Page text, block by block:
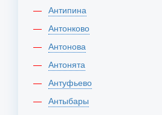
Антипина
Антонково
Антонова
Антонята
Антуфьево
Антыбары